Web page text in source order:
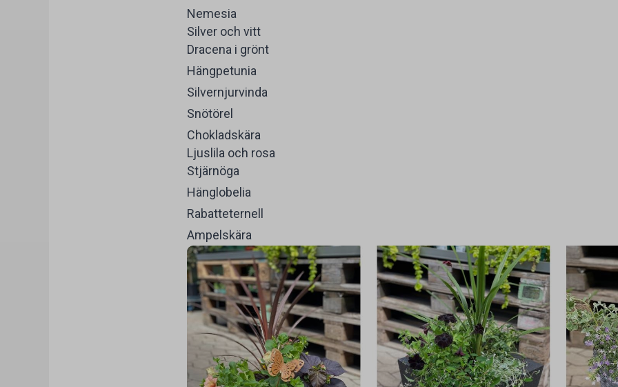
Nemesia
Silver och vitt
Dracena i grönt
Hängpetunia
Silvernjurvinda
Snötörel
Chokladskära
Ljuslila och rosa
Stjärnöga
Hänglobelia
Rabatteternell
Ampelskära